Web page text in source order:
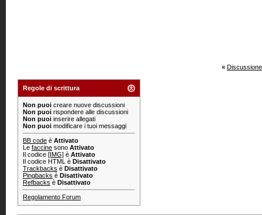
«
Regole di scrittura
Non puoi creare nuove discussioni
Non puoi rispondere alle discussioni
Non puoi inserire allegati
Non puoi modificare i tuoi messaggi
BB code è Attivato
Le faccine sono Attivato
Il codice [IMG] è Attivato
Il codice HTML è Disattivato
Trackbacks è Disattivato
Pingbacks è Disattivato
Refbacks è Disattivato
Regolamento Forum